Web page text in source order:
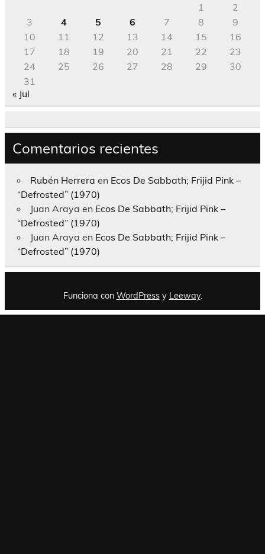
1
2
3
4 5 6 7 8
9
10
11 12 13 14 15
16
17
18 19 20 21 22
23
24
25 26 27 28 29
30
31
« Jul
Comentarios recientes
Rubén Herrera en Ecos De Sabbath; Frijid Pink –
“Defrosted” (1970)
Juan Araya en Ecos De Sabbath; Frijid Pink –
“Defrosted” (1970)
Juan Araya en Ecos De Sabbath; Frijid Pink –
“Defrosted” (1970)
Funciona con WordPressy Leeway.